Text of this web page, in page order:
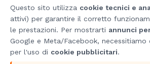
Contatti
Drone Check-Up
Contatti
Questo sito utilizza cookie tecnici e
attivi) per garantire il corretto
le prestazioni. Per mostrarti annunci
Google e Meta/Facebook, necessitiamo
per l'uso di cookie pubblicitari.